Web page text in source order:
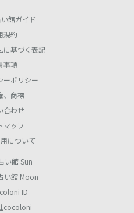
館ガイド
規約
に基づく表記
事項
ーポリシー
、商標
合わせ
マップ
について
い館 Sun
い館 Moon
ID
cocoloni